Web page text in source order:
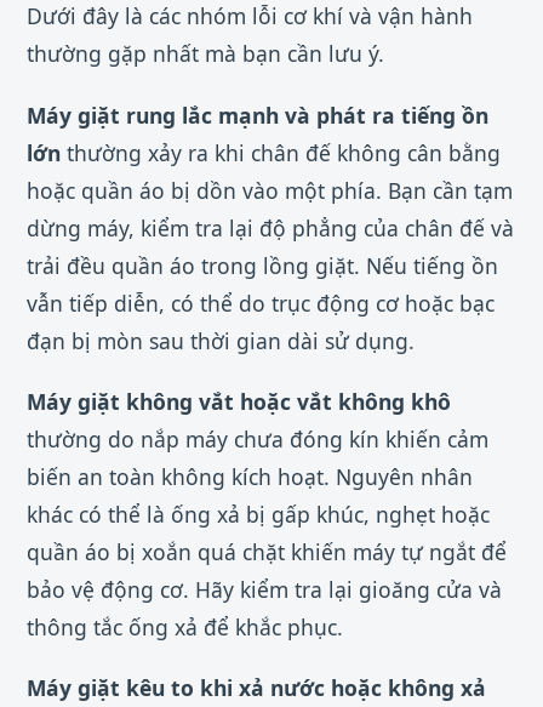
Dưới đây là các nhóm lỗi cơ khí và vận hành
thường gặp nhất mà bạn cần lưu ý.
Máy giặt rung lắc mạnh và phát ra tiếng ồn
lớn thường xảy ra khi chân đế không cân bằng
hoặc quần áo bị dồn vào một phía. Bạn cần tạm
dừng máy, kiểm tra lại độ phẳng của chân đế và
trải đều quần áo trong lồng giặt. Nếu tiếng ồn
vẫn tiếp diễn, có thể do trục động cơ hoặc bạc
đạn bị mòn sau thời gian dài sử dụng.
Máy giặt không vắt hoặc vắt không khô
thường do nắp máy chưa đóng kín khiến cảm
biến an toàn không kích hoạt. Nguyên nhân
khác có thể là ống xả bị gấp khúc, nghẹt hoặc
quần áo bị xoắn quá chặt khiến máy tự ngắt để
bảo vệ động cơ. Hãy kiểm tra lại gioăng cửa và
thông tắc ống xả để khắc phục.
Máy giặt kêu to khi xả nước hoặc không xả